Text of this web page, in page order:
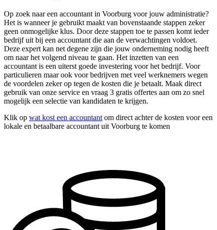
Op zoek naar een accountant in Voorburg voor jouw administratie?
Het is wanneer je gebruikt maakt van bovenstaande stappen zeker
geen onmogelijke klus. Door deze stappen toe te passen komt ieder
bedrijf uit bij een accountant die aan de verwachtingen voldoet.
Deze expert kan net degene zijn die jouw onderneming nodig heeft
om naar het volgend niveau te gaan. Het inzetten van een
accountant is een uiterst goede investering voor het bedrijf. Voor
particulieren maar ook voor bedrijven met veel werknemers wegen
de voordelen zeker op tegen de kosten die je betaalt. Maak direct
gebruik van onze service en vraag 3 gratis offertes aan om zo snel
mogelijk een selectie van kandidaten te krijgen.
Klik op wat kost een accountant om direct achter de kosten voor een
lokale en betaalbare accountant uit Voorburg te komen